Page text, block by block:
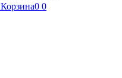
Корзина0 0